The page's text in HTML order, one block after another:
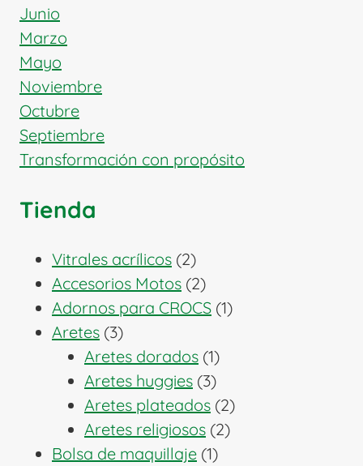
Junio
Marzo
Mayo
Noviembre
Octubre
Septiembre
Transformación con propósito
Tienda
Vitrales acrílicos 22
productos
Accesorios Motos 22
productos
Adornos para CROCS 11
Aretes 33
productos
Aretes dorados 11
producto
Aretes huggies 33
productos
Aretes plateados 22
productos
Aretes religiosos 22
Bolsa de maquillaje 11